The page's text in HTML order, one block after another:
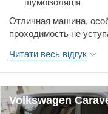
Отличная машина,
проходимость не
Читати весь відгук
Volkswagen